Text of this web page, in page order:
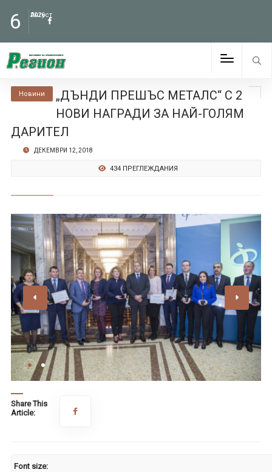
6 Август
2026
Новини
„ДЪНДИ ПРЕШЪС МЕТАЛС“ С 2
НОВИ НАГРАДИ ЗА НАЙ-ГОЛЯМ
ДАРИТЕЛ
ДЕКЕМВРИ 12, 2018
434 ПРЕГЛЕЖДАНИЯ
Share This
Article:
Font size: